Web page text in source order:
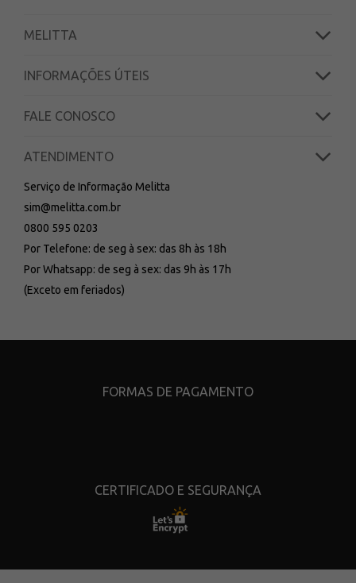
MELITTA
INFORMAÇÕES ÚTEIS
FALE CONOSCO
ATENDIMENTO
Serviço de Informação Melitta
sim@melitta.com.br
0800 595 0203
Por Telefone: de seg à sex: das 8h às 18h
Por Whatsapp: de seg à sex: das 9h às 17h
(Exceto em feriados)
FORMAS DE PAGAMENTO
CERTIFICADO E SEGURANÇA